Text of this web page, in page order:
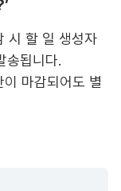
시 할 일 생성자
송됩니다.
이 마감되어도 별